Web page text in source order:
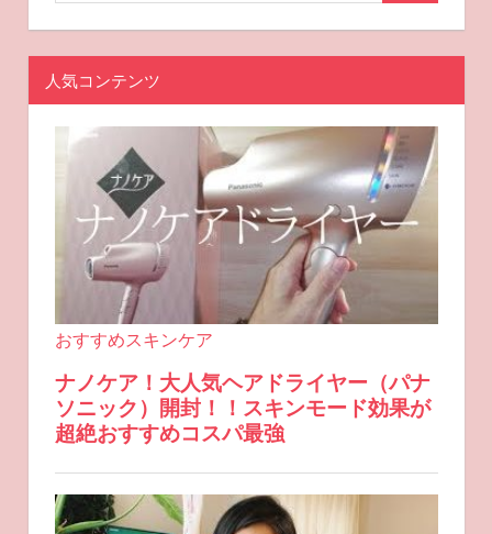
人気コンテンツ